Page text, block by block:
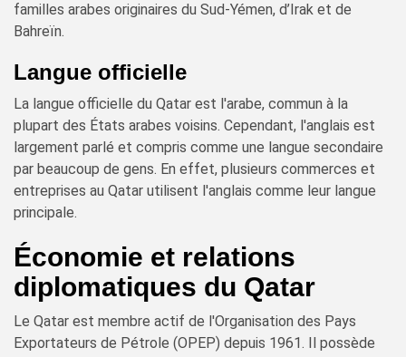
familles arabes originaires du Sud-Yémen, d’Irak et de
Bahreïn.
Langue officielle
La langue officielle du Qatar est l'arabe, commun à la
plupart des États arabes voisins. Cependant, l'anglais est
largement parlé et compris comme une langue secondaire
par beaucoup de gens. En effet, plusieurs commerces et
entreprises au Qatar utilisent l'anglais comme leur langue
principale.
Économie et relations
diplomatiques du Qatar
Le Qatar est membre actif de l'Organisation des Pays
Exportateurs de Pétrole (OPEP) depuis 1961. Il possède